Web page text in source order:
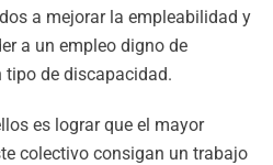
a mejorar la empleabilidad y
a un empleo digno de
tipo de discapacidad.
es lograr que el mayor
colectivo consigan un trabajo